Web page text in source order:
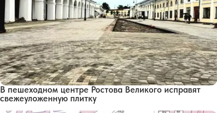
В пешеходном центре Ростова Великого исправят
свежеуложенную плитку